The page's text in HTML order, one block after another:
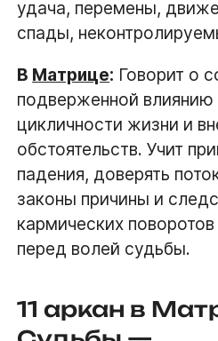
удача, перемены,
спады,
В Матрице: Говорит о
подверженной
цикличности жизни и
обстоятельств. Учит
падения, доверять
законы причины и
кармических
перед волей судьбы.
11 аркан в